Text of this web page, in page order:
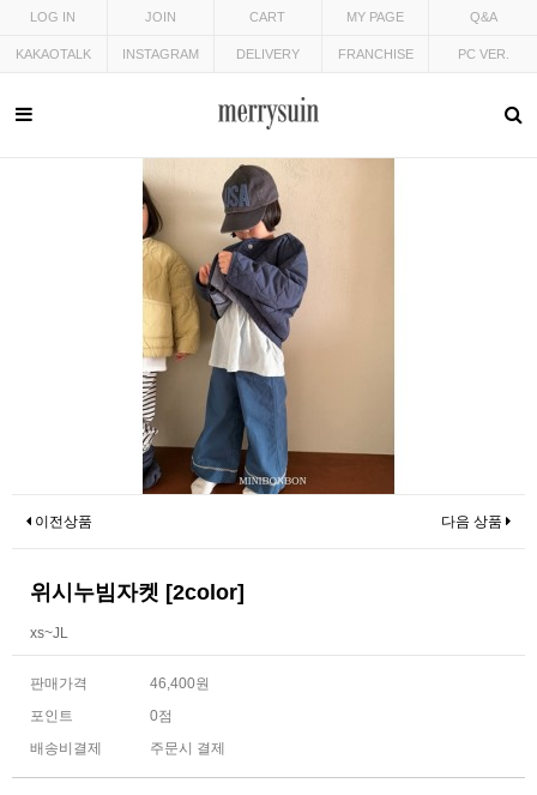
LOG IN JOIN CART MY PAGE Q&A
KAKAOTALK INSTAGRAM DELIVERY FRANCHISE PC VER.
이전상품 다음 상품
위시누빔자켓 [2color]
xs~JL
판매가격
46,400원
포인트
0점
배송비결제
주문시 결제